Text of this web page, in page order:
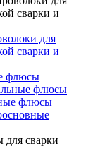
для
сварки и
флюсы
флюсы
флюсы